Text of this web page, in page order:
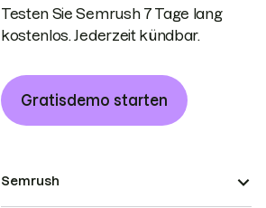
Testen Sie Semrush 7 Tage lang
kostenlos. Jederzeit kündbar.
Gratisdemo starten
Semrush